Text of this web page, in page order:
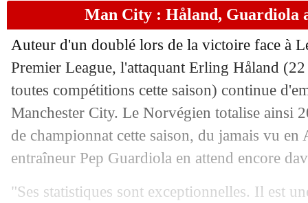
Man City : Håland, Guardiola
Auteur d'un doublé lors de la victoire face à
Premier League, l'attaquant Erling Håland
toutes compétitions cette saison) continue
Manchester City. Le Norvégien totalise ainsi
de championnat cette saison, du jamais vu
entraîneur Pep Guardiola en attend encore
"Ses statistiques sont exceptionnelles. Il est
29/12 Lyon: Sanchez Da Silva va partir en
29/12 Sondage MF: DD, le meilleur depuis
29/12 Man City : Phillips, Guardiola ironise
29/12 Juve: les exigences du clan Rabiot
PSG : Bitshiabu a séduit Galtier